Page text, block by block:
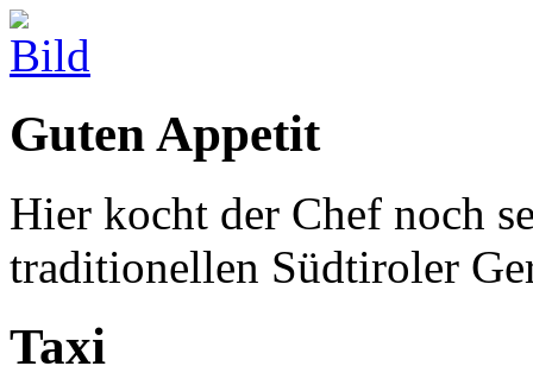
Guten Appetit
Hier kocht der Chef noch
traditionellen Südtiroler
Taxi